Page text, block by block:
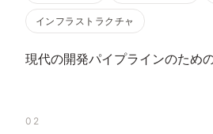
インフラストラクチャ
現代の開発パイプラインのため
02